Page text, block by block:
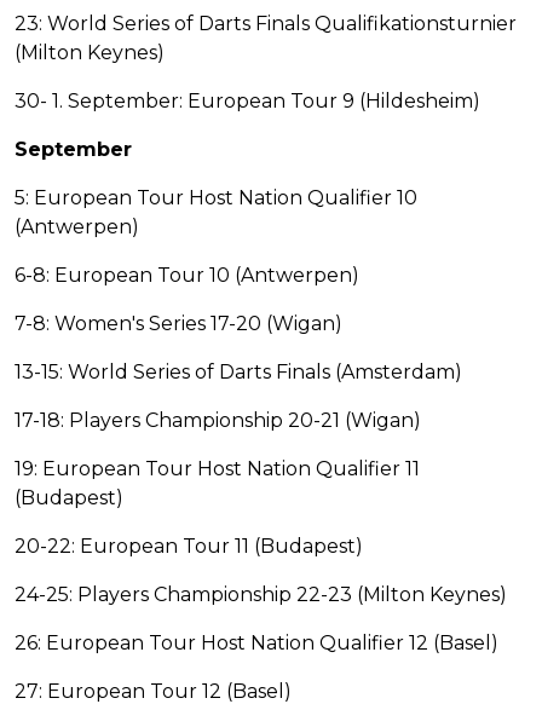
23: World Series of Darts Finals Qualifikationsturnier
(Milton Keynes)
30- 1. September: European Tour 9 (Hildesheim)
September
5: European Tour Host Nation Qualifier 10
(Antwerpen)
6-8: European Tour 10 (Antwerpen)
7-8: Women's Series 17-20 (Wigan)
13-15: World Series of Darts Finals (Amsterdam)
17-18: Players Championship 20-21 (Wigan)
19: European Tour Host Nation Qualifier 11
(Budapest)
20-22: European Tour 11 (Budapest)
24-25: Players Championship 22-23 (Milton Keynes)
26: European Tour Host Nation Qualifier 12 (Basel)
27: European Tour 12 (Basel)